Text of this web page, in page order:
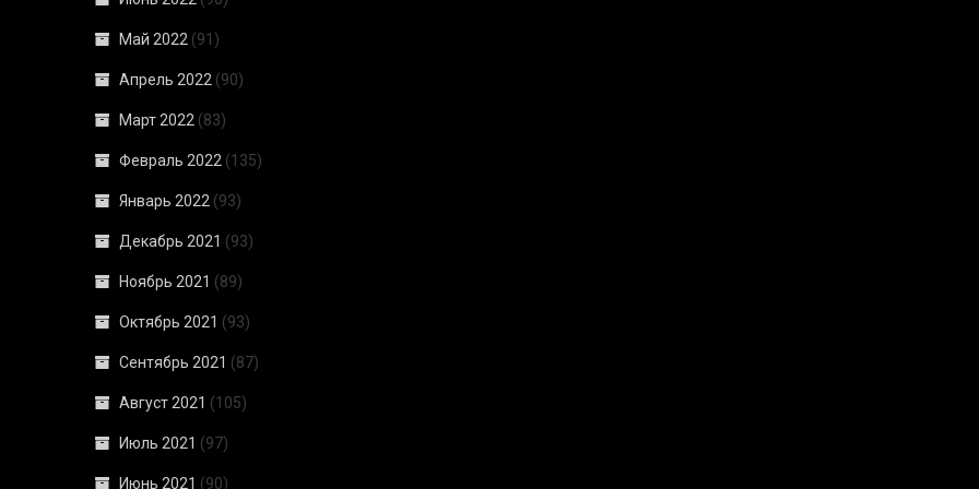
Май 2022 (91)
Апрель 2022 (90)
Март 2022 (83)
Февраль 2022 (135)
Январь 2022 (93)
Декабрь 2021 (93)
Ноябрь 2021 (89)
Октябрь 2021 (93)
Сентябрь 2021 (87)
Август 2021 (105)
Июль 2021 (97)
Июнь 2021 (90)